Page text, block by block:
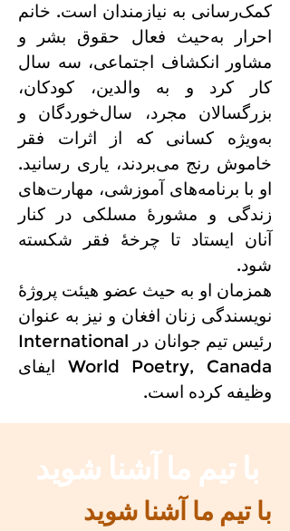
کمک‌رسانی به نیازمندان است. خانم
احرار به‌حیث فعال حقوق بشر و
مشاور انکشاف اجتماعی، سه سال
کار کرد و به والدین، کودکان،
بزرگسالان مجرد، سال‌خوردگان و
به‌ویژه کسانی که از اثرات فقر
خاموش رنج می‌بردند، یاری رسانید.
او با برنامه‌های آموزشی، مهارت‌های
زندگی و مشورهٔ مسلکی در کنار
آنان ایستاد تا چرخهٔ فقر شکسته
شود.
همزمان او به حیث عضو هیئت پروژهٔ
نویسندگی زنان افغان و نیز به عنوان
رئیس تیم جوانان در International
World Poetry, Canada ایفای
وظیفه کرده است.
با تیم ما آشنا شوید
با تیم ما آشنا شوید